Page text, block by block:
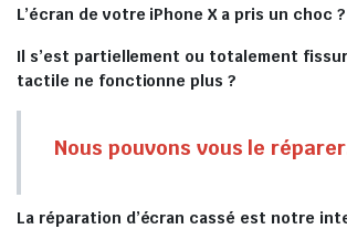
L’écran de votre iPhone X a pris un choc ?
Il s’est partiellement ou totalement
tactile ne fonctionne plus ?
Nous pouvons vous le
La réparation d’écran cassé est notre